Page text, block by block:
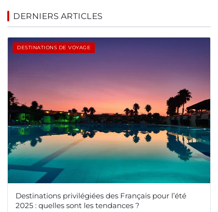
DERNIERS ARTICLES
DESTINATIONS DE VOYAGE
Destinations privilégiées des Français pour l’été
2025 : quelles sont les tendances ?